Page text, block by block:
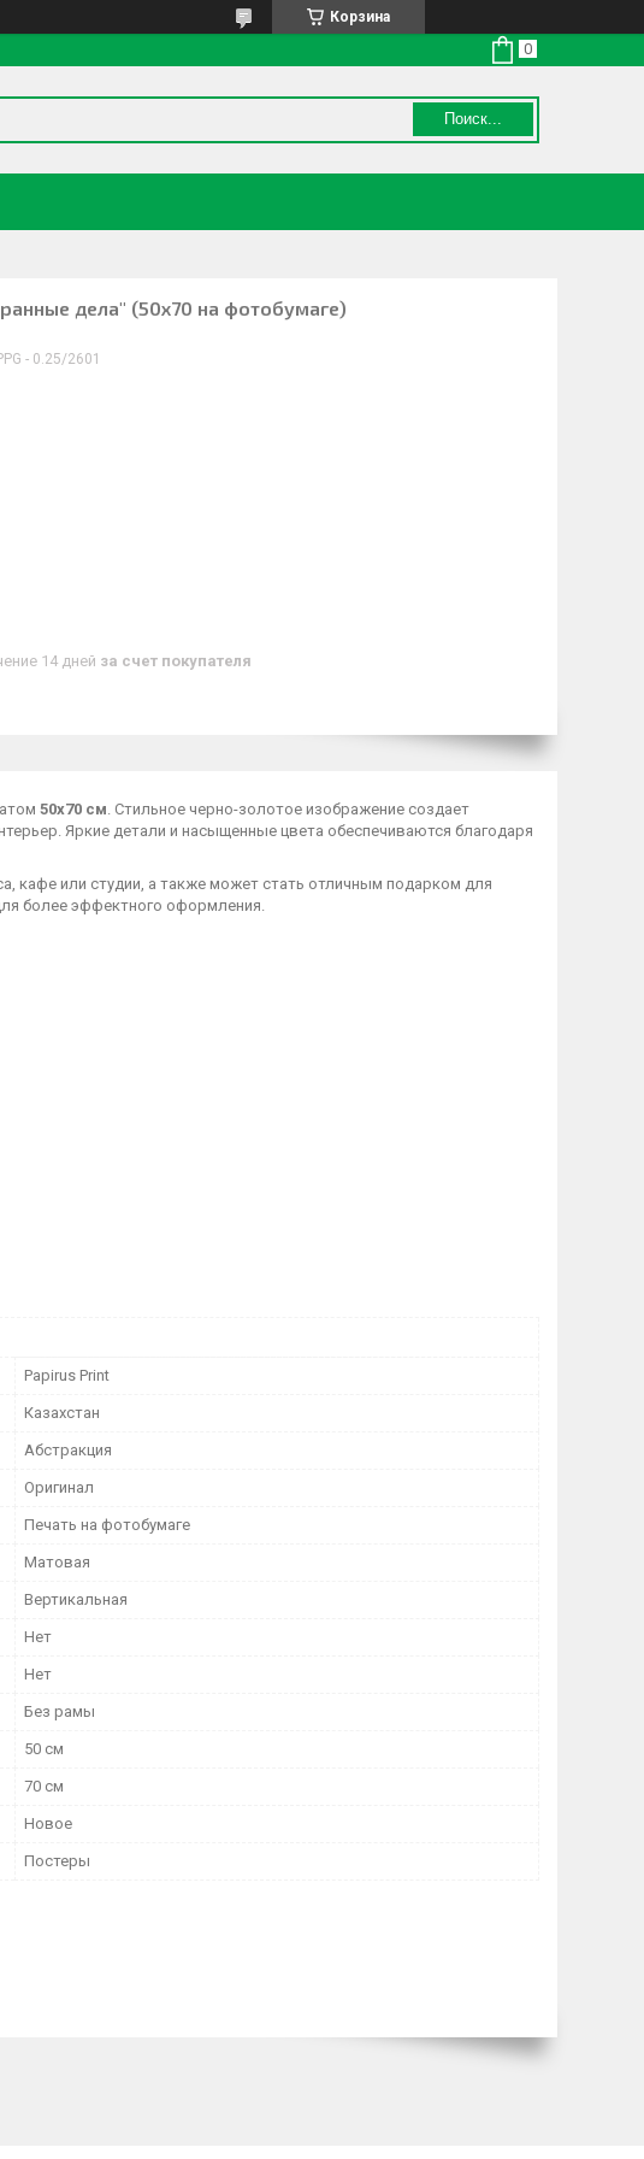
Корзина
Поиск...
дела" (50х70 на фотобумаге)
- 0.25/2601
14 дней за счет покупателя
50х70 см. Стильное черно-золотое изображение создает
Яркие детали и насыщенные цвета обеспечиваются благодаря
кафе или студии, а также может стать отличным подарком для
более эффектного оформления.
Papirus Print
Казахстан
Абстракция
Оригинал
Печать на фотобумаге
Матовая
Вертикальная
Нет
Нет
Без рамы
50 см
70 см
Новое
Постеры